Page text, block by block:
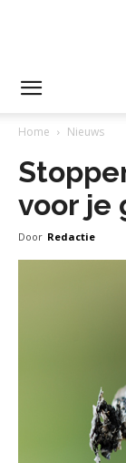
Home Nieuws
voor je
Door Redactie